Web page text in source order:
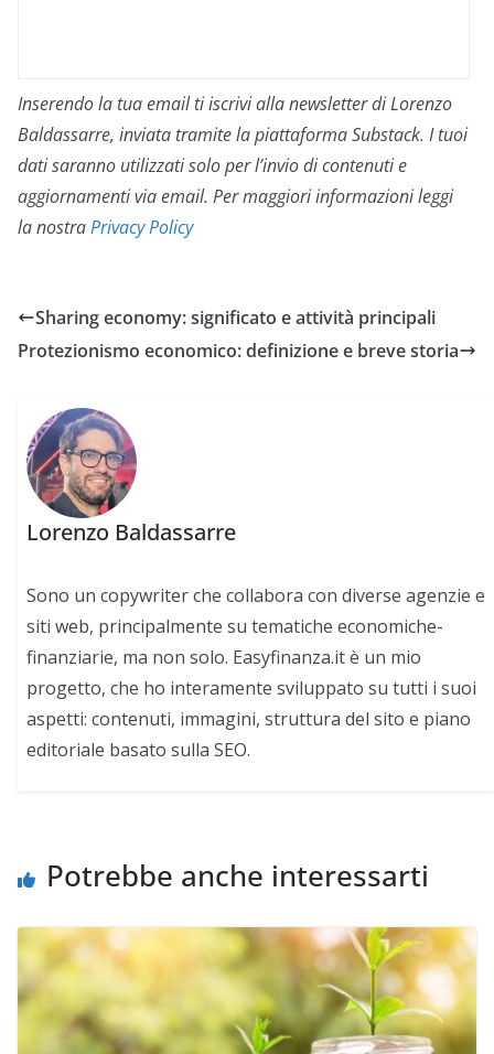
Inserendo la tua email ti iscrivi alla newsletter di Lorenzo
Baldassarre, inviata tramite la piattaforma Substack. I tuoi
dati saranno utilizzati solo per l’invio di contenuti e
aggiornamenti via email. Per maggiori informazioni leggi
la nostraPrivacy Policy
Sharing economy: significato e attività principali
Protezionismo economico: definizione e breve storia
Lorenzo Baldassarre
Sono un copywriter che collabora con diverse agenzie e
siti web, principalmente su tematiche economiche-
finanziarie, ma non solo. Easyfinanza.it è un mio
progetto, che ho interamente sviluppato su tutti i suoi
aspetti: contenuti, immagini, struttura del sito e piano
editoriale basato sulla SEO.
Potrebbe anche interessarti